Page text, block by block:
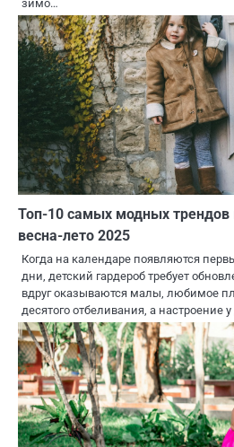
зимо…
Топ-10 самых модных трендов
весна-лето 2025
Когда на календаре появляются
дни, детский гардероб требует
вдруг оказываются малы, любимое
десятого отбеливания, а настроение